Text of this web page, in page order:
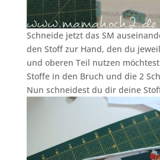
Schneide jetzt das SM
den Stoff zur Hand, den du
und oberen Teil nutzen
Stoffe in den Bruch und die 2
Nun schneidest du dir deine